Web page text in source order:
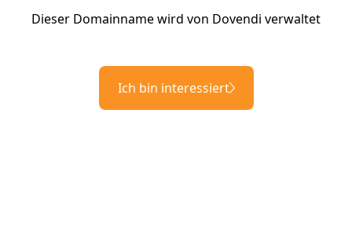
Dieser Domainname wird von Dovendi verwaltet
Ich bin interessiert